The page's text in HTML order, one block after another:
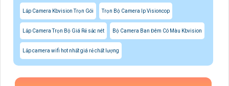
Lắp Camera Kbvision Trọn Gói Trọn Bộ Camera Ip Visioncop
Lắp Camera Trọn Bộ Giá Rẻ sắc nét Bộ Camera Ban Đêm Có Màu Kbvision
Lắp camera wifi hot nhất giá rẻ chất lượng